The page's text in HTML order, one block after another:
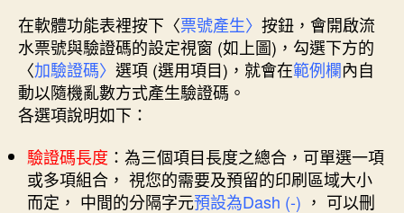
在軟體功能表裡按下〈票號產生〉 按鈕，會開啟流
水票號與驗證碼的設定視窗 (如上圖)，勾選下方的
〈加驗證碼〉 選項 (選用項目)，就會在範例欄內自
動以隨機亂數方式產生驗證碼。
各選項說明如下：
驗證碼長度 ：為三個項目長度之總合，可單選一項
或多項組合， 視您的需要及預留的印刷區域大小
而定， 中間的分隔字元預設為Dash (-) ， 可以刪